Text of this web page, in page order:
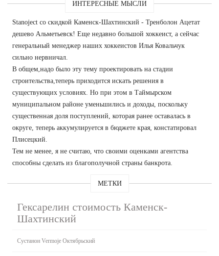
ИНТЕРЕСНЫЕ МЫСЛИ
Stanoject со скидкой Каменск-Шахтинский - Тренболон Ацетат
дешево Альметьевск! Еще недавно большой хоккеист, а сейчас
генеральный менеджер наших хоккеистов Илья Ковальчук
сильно нервничал.
В общем,надо было эту тему проектировать на стадии
строительства,теперь приходится искать решения в
существующих условиях. Но при этом в Таймырском
муниципальном районе уменьшились и доходы, поскольку
существенная доля поступлений, которая ранее оставалась в
округе, теперь аккумулируется в бюджете края, констатировал
Плисецкий.
Тем не менее, я не считаю, что своими оценками агентства
способны сделать из благополучной страны банкрота.
МЕТКИ
Гексарелин стоимость Каменск-
Шахтинский
Сустанон Vermoje Октябрьский